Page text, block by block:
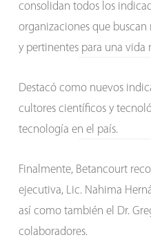
consolidan todos los
organizaciones que
y pertinentes para una vida
Destacó como nuevos
cultores científicos y
tecnología en el país.
Finalmente, Betancourt
ejecutiva, Lic. Nahima
así como también el Dr.
colaboradores.